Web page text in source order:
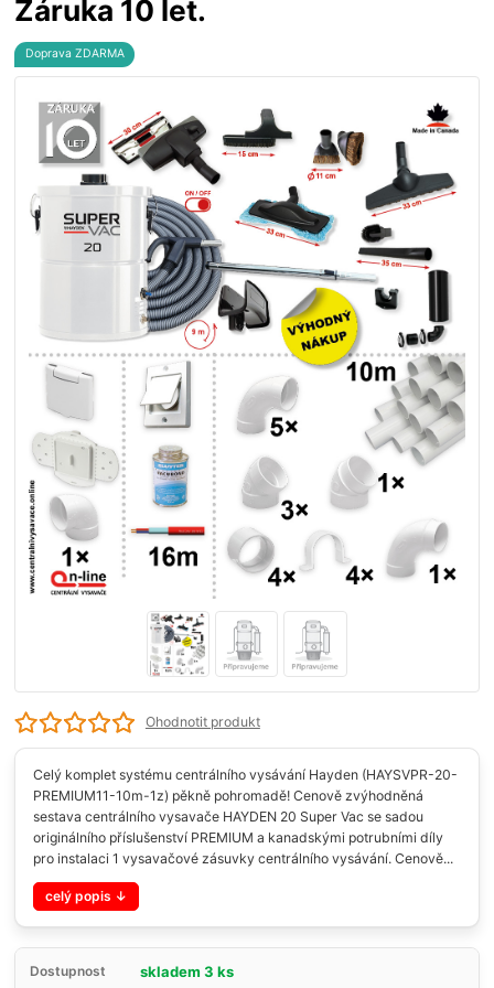
Záruka 10 let.
Doprava ZDARMA
Ohodnotit produkt
Celý komplet systému centrálního vysávání Hayden (HAYSVPR-20-
PREMIUM11-10m-1z) pěkně pohromadě! Cenově zvýhodněná
sestava centrálního vysavače HAYDEN 20 Super Vac se sadou
originálního příslušenství PREMIUM a kanadskými potrubními díly
pro instalaci 1 vysavačové zásuvky centrálního vysávání. Cenově...
celý popis
Dostupnost skladem 3 ks